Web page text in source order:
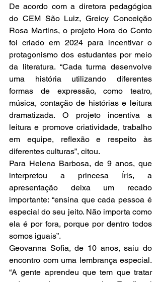
De acordo com a diretora pedagógica
do CEM São Luiz, Greicy Conceição
Rosa Martins, o projeto Hora do Conto
foi criado em 2024 para incentivar o
protagonismo dos estudantes por meio
da literatura. “Cada turma desenvolve
uma história utilizando diferentes
formas de expressão, como teatro,
música, contação de histórias e leitura
dramatizada. O projeto incentiva a
leitura e promove criatividade, trabalho
em equipe, reflexão e respeito às
diferentes culturas”, citou.
Para Helena Barbosa, de 9 anos, que
interpretou a princesa Íris, a
apresentação deixa um recado
importante: “ensina que cada pessoa é
especial do seu jeito. Não importa como
ela é por fora, porque por dentro todos
somos iguais”.
Geovanna Sofia, de 10 anos, saiu do
encontro com uma lembrança especial.
“A gente aprendeu que tem que tratar